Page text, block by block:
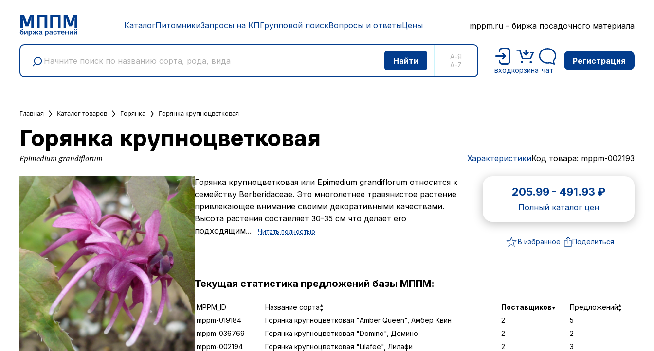
КаталогПитомникиЗапросы на КПГрупповой поискВопросы и ответыЦены mppm.ru – биржа посадочного материала
А-Я
A-Z
входкорзина чат
Регистрация
Главная Каталог товаров Горянка Горянка крупноцветковая
Горянка крупноцветковая
Epimedium grandiflorum ХарактеристикиКод товара: mppm-002193
Горянка крупноцветковая или Epimedium grandiflorum относится к
семейству Berberidaceae. Это многолетнее травянистое растение
привлекающее внимание своими декоративными качествами.
Высота растения составляет 30-35 см что делает его
подходящим...
Читать полностью
205.99 - 491.93 ₽
Полный каталог цен
В избранное Поделиться
Текущая статистика предложений базы МППМ:
MPPM_ID Название сорта Поставщиков
Предложений
mppm-019184
Горянка крупноцветковая "Amber Queen", Амбер Квин 2
5
mppm-036769
Горянка крупноцветковая "Domino", Домино 2
2
mppm-002194
Горянка крупноцветковая "Lilafee", Лилафи 2
3